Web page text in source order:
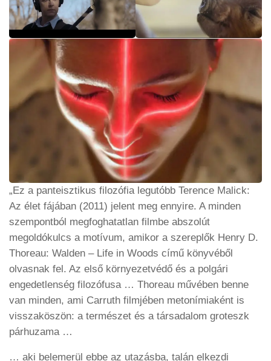
„Ez a panteisztikus filozófia legutóbb Terence Malick:
Az élet fájában (2011) jelent meg ennyire. A minden
szempontból megfoghatatlan filmbe abszolút
megoldókulcs a motívum, amikor a szereplők Henry D.
Thoreau: Walden – Life in Woods című könyvéből
olvasnak fel. Az első környezetvédő és a polgári
engedetlenség filozófusa … Thoreau művében benne
van minden, ami Carruth filmjében metonímiaként is
visszaköszön: a természet és a társadalom groteszk
párhuzama …
… aki belemerül ebbe az utazásba, talán elkezdi